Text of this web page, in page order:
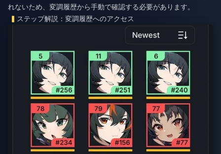
れないため、変調履歴から手動で確認する必要があります。
ステップ解説：変調履歴へのアクセス